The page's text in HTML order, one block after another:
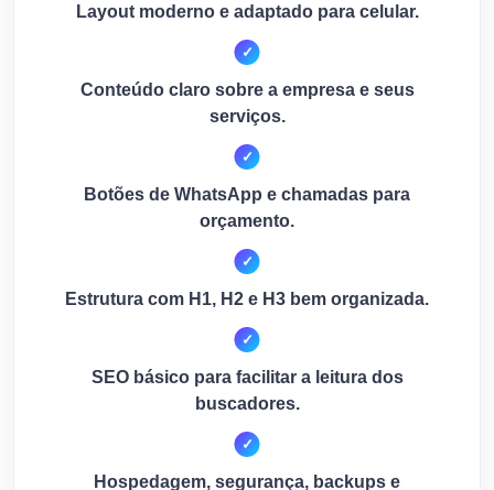
Layout moderno e adaptado para celular.
Conteúdo claro sobre a empresa e seus
serviços.
Botões de WhatsApp e chamadas para
orçamento.
Estrutura com H1, H2 e H3 bem organizada.
SEO básico para facilitar a leitura dos
buscadores.
Hospedagem, segurança, backups e